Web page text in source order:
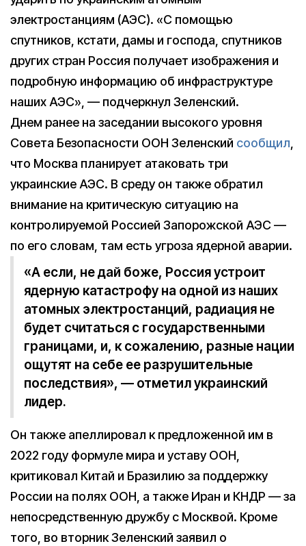
электростанциям (АЭС). «С помощью
спутников, кстати, дамы и господа, спутников
других стран Россия получает изображения и
подробную информацию об инфраструктуре
наших АЭС», — подчеркнул Зеленский.
Днем ранее на заседании высокого уровня
Совета Безопасности ООН Зеленский сообщил,
что Москва планирует атаковать три
украинские АЭС. В среду он также обратил
внимание на критическую ситуацию на
контролируемой Россией Запорожской АЭС —
по его словам, там есть угроза ядерной аварии.
«А если, не дай боже, Россия устроит
ядерную катастрофу на одной из наших
атомных электростанций, радиация не
будет считаться с государственными
границами, и, к сожалению, разные нации
ощутят на себе ее разрушительные
последствия», — отметил украинский
лидер.
Он также апеллировал к предложенной им в
2022 году формуле мира и уставу ООН,
критиковал Китай и Бразилию за поддержку
России на полях ООН, а также Иран и КНДР — за
непосредственную дружбу с Москвой. Кроме
того, во вторник Зеленский заявил о